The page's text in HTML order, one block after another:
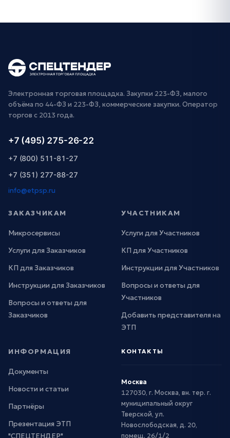
Электронная торговая площадка. Закупки 223-ФЗ, малого
объёма по 44-ФЗ и 223-ФЗ, коммерческие закупки. Оператор
торгов с 2013 года.
+7 (495) 275-26-22
+7 (800) 511-81-27
+7 (351) 277-88-27
info@etpsp.ru
ЗАКАЗЧИКАМ
Микросервисы
Услуги для Заказчиков
КП для Заказчиков
Инструкции для Заказчиков
Вопросы и ответы для
Заказчиков
УЧАСТНИКАМ
Услуги для Участников
КП для Участников
Инструкции для Участников
Вопросы и ответы для
Участников
Добавить представителя на
ЭТП
ИНФОРМАЦИЯ
Документы
Новости и статьи
Партнёры
Презентация ЭТП
КОНТАКТЫ
Москва
127030, г. Москва, вн. тер. г.
муниципальный округ
Тверской, ул.
Новослободская, д. 20,
помещ. 26/1/2